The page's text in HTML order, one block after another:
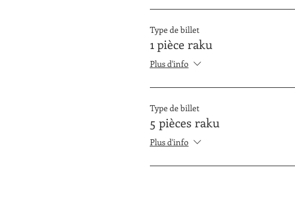
Type de billet
1 pièce raku
Plus d'info
Type de billet
5 pièces raku
Plus d'info